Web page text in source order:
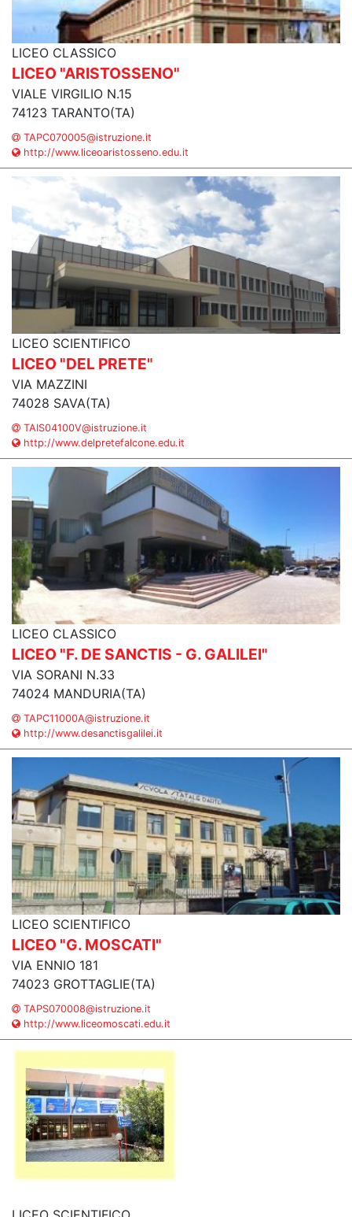
LICEO CLASSICO
LICEO "ARISTOSSENO"
VIALE VIRGILIO N.15
74123 TARANTO(TA)
TAPC070005@istruzione.it
http://www.liceoaristosseno.edu.it
LICEO SCIENTIFICO
LICEO "DEL PRETE"
VIA MAZZINI
74028 SAVA(TA)
TAIS04100V@istruzione.it
http://www.delpretefalcone.edu.it
LICEO CLASSICO
LICEO "F. DE SANCTIS - G. GALILEI"
VIA SORANI N.33
74024 MANDURIA(TA)
TAPC11000A@istruzione.it
http://www.desanctisgalilei.it
LICEO SCIENTIFICO
LICEO "G. MOSCATI"
VIA ENNIO 181
74023 GROTTAGLIE(TA)
TAPS070008@istruzione.it
http://www.liceomoscati.edu.it